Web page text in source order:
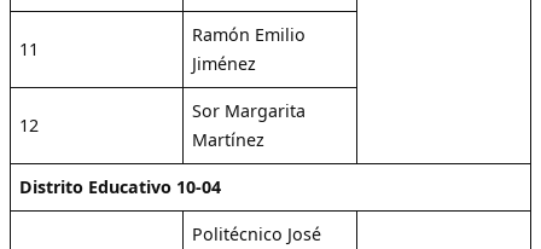
11
Ramón Emilio
Jiménez
12
Sor Margarita
Martínez
Distrito Educativo 10-04
Politécnico José